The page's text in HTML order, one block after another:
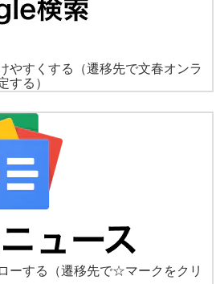
やすくする
（遷移先で文春オンラ
する）
ーする
（遷移先で☆マークをクリ